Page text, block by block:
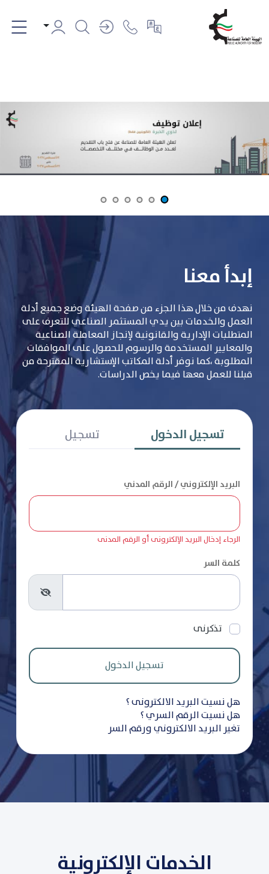
إبدأ معنا
نهدف من خلال هذا الجزء من صفحة الهيئة وضع جميع أدلة
العمل والخدمات بين يدي المستثمر الصناعي للتعرف على
المتطلبات الإدارية والقانونية لإنجاز المعاملة الصناعية
والمعايير المستخدمة والرسوم للحصول على الموافقات
المطلوبة ،كما نوفر أدلة المكاتب الإستشارية المقترحة من
قبلنا للعمل معها فيما يخص الدراسات.
تسجيل الدخول تسجيل
البريد الإلكتروني / الرقم المدني
الرجاء إدخال البريد الإلكترونى أو الرقم المدنى
كلمة السر
تذكرنى
هل نسيت البريد الالكترونى ؟
هل نسيت الرقم السري ؟
تغير البريد الالكتروني ورقم السر
الخدمات الإلكترونية